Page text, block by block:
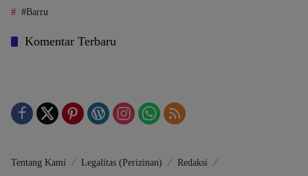
#Barru
Komentar Terbaru
Tentang Kami Legalitas (Perizinan)
Redaksi